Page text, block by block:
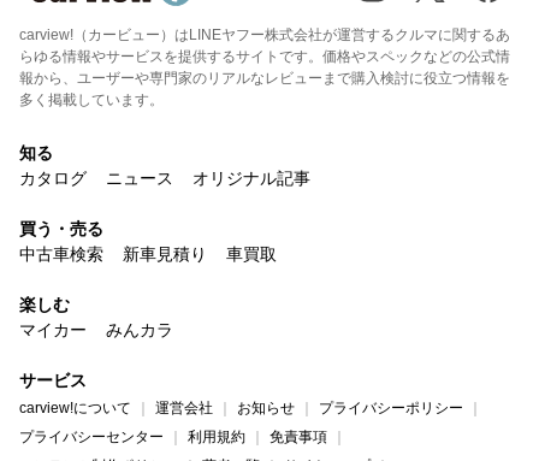
carview!（カービュー）はLINEヤフー株式会社が運営するクルマに関するあ
らゆる情報やサービスを提供するサイトです。価格やスペックなどの公式情
報から、ユーザーや専門家のリアルなレビューまで購入検討に役立つ情報を
多く掲載しています。
知る
カタログ
ニュース オリジナル記事
買う・売る
中古車検索
新車見積り 車買取
楽しむ
マイカー
みんカラ
サービス
carview!について 運営会社 お知らせ
プライバシーポリシー
プライバシーセンター
利用規約
免責事項